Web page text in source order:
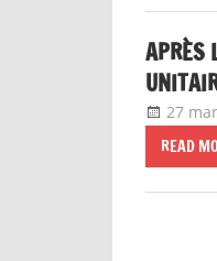
APRÈS
27
READ